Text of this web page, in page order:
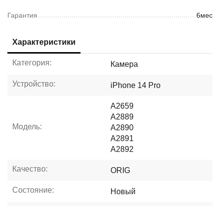
Гарантия 6мес
Характеристики
Категория: Камера
Устройство: iPhone 14 Pro
Модель:
A2659
A2889
A2890
A2891
A2892
Качество: ORIG
Состояние: Новый